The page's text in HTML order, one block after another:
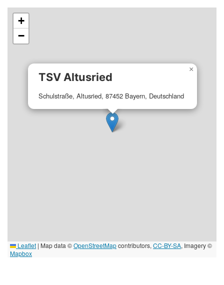
TSV Altusried
Schulstraße, Altusried, 87452 Bayern, Deutschland
×
+
−
Leaflet | Map data ©OpenStreetMapcontributors, CC-BY-SA, Imagery ©
Mapbox